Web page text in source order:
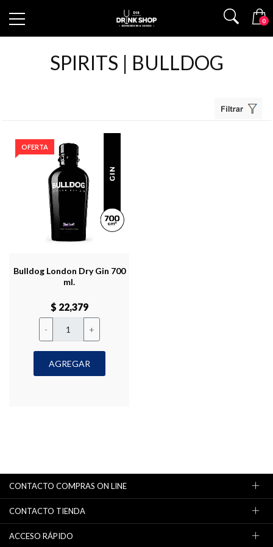
0
SPIRITS | BULLDOG
OFERTA
Bulldog London Dry Gin 700
ml.
$ 22,379
- +
AGREGAR
CONTACTO COMPRAS ON LINE
CONTACTO TIENDA
ACCESO RÁPIDO